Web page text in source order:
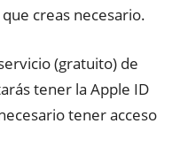
creas necesario.
(gratuito) de
tener la Apple ID
tener acceso